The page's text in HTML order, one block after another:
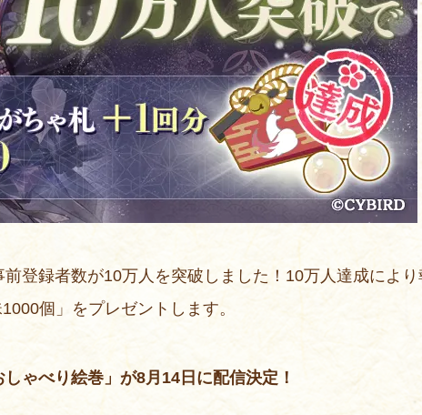
登録者数が10万人を突破しました！10万人達成によ
個」をプレゼントします。
ゃべり絵巻」が8月14日に配信決定！